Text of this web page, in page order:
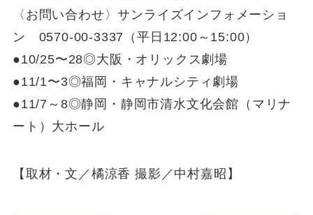
〈お問い合わせ〉サンライズインフォメーショ
ン 0570-00-3337（平日12:00～15:00）
●10/25〜28◎大阪・オリックス劇場
●11/1〜3◎福岡・キャナルシティ劇場
●11/7～8◎静岡・静岡市清水文化会館（マリナ
ート）大ホール
【取材・文／橘涼香 撮影／中村嘉昭】